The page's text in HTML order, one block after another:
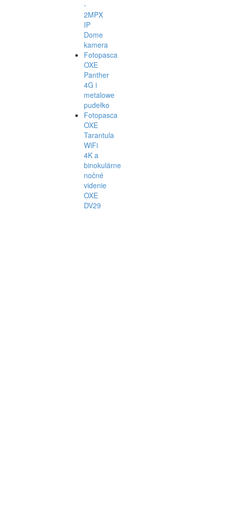
-
2MPX
IP
Dome
kamera
Fotopasca
OXE
Panther
4G i
metalowe
pudełko
Fotopasca
OXE
Tarantula
WiFi
4K a
binokulárne
nočné
videnie
OXE
DV29